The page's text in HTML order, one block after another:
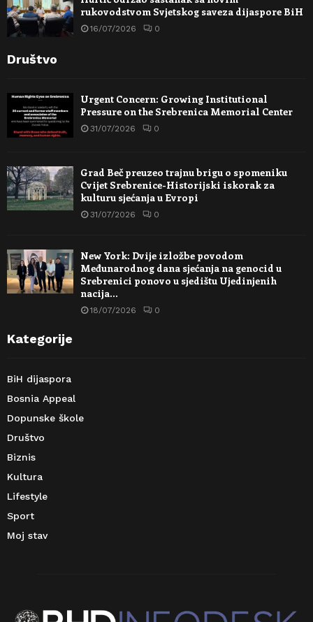
rukovodstvom Svjetskog saveza dijaspore BiH
16/07/2026 0
Društvo
Urgent Concern: Growing Institutional
Pressure on the Srebrenica Memorial Center
31/07/2026 0
Grad Beč preuzeo trajnu brigu o spomeniku
Cvijet Srebrenice-Historijski iskorak za
kulturu sjećanja u Evropi
31/07/2026 0
New York: Dvije izložbe povodom
Međunarodnog dana sjećanja na genocid u
Srebrenici ponovo u sjedištu Ujedinjenih
nacija…
18/07/2026 0
Kategorije
BiH dijaspora
Bosnia Appeal
Dopunske škole
Društvo
Biznis
Kultura
Lifestyle
Sport
Moj stav